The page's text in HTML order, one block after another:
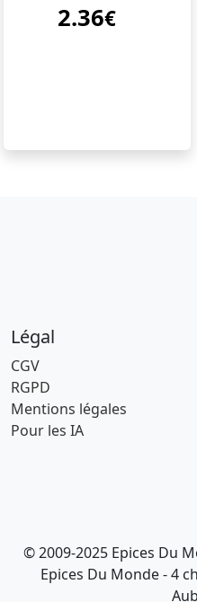
2.36€
Légal
CGV
RGPD
Mentions légales
Pour les IA
© 2009-2025 Epices Du
Epices Du Monde - 4